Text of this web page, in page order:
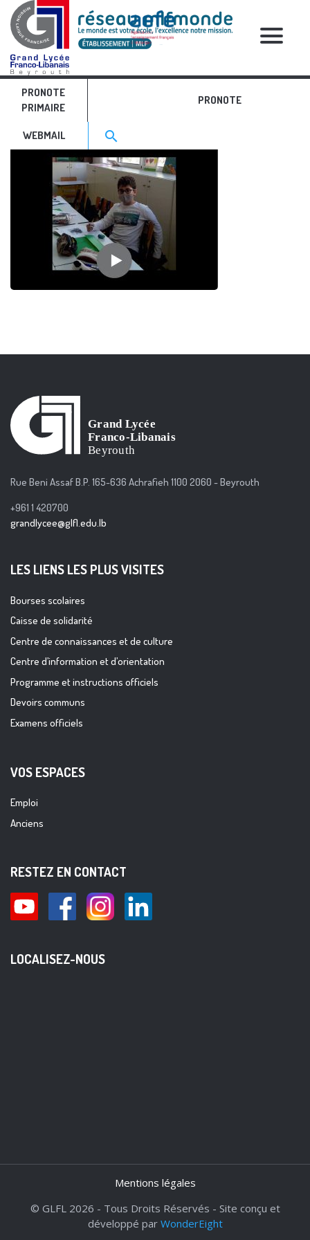
PRONOTE
PRIMAIRE
PRONOTE
WEBMAIL Search for:>
search
RELATIVE POSTS
10
Rue Beni Assaf B.P. 165-636 Achrafieh 1100 2060 - Beyrouth
+961 1 420700
grandlycee@glfl.edu.lb
LES LIENS LES PLUS VISITES
Bourses scolaires
Caisse de solidarité
Centre de connaissances et de culture
Centre d’information et d’orientation
Programme et instructions officiels
Devoirs communs
Examens officiels
VOS ESPACES
Emploi
Anciens
RESTEZ EN CONTACT
LOCALISEZ-NOUS
Mentions légales
© GLFL 2026 - Tous Droits Réservés - Site conçu et
développé par WonderEight